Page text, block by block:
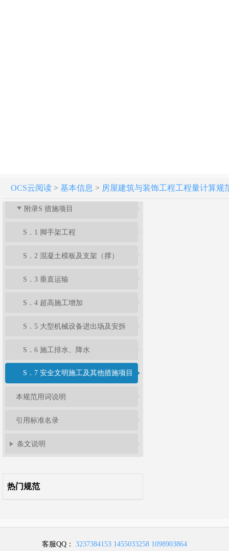
OCS云阅读> 基本信息 > 房屋建筑与装饰工程工程量计算规
附录R 拆除工程
附录S 措施项目
S．1 脚手架工程
S．2 混凝土模板及支架（撑）
S．3 垂直运输
S．4 超高施工增加
S．5 大型机械设备进出场及安拆
S．6 施工排水、降水
S．7 安全文明施工及其他措施项目
本规范用词说明
引用标准名录
条文说明
热门规范
客服QQ： 3237384153 1455033258 1098903864